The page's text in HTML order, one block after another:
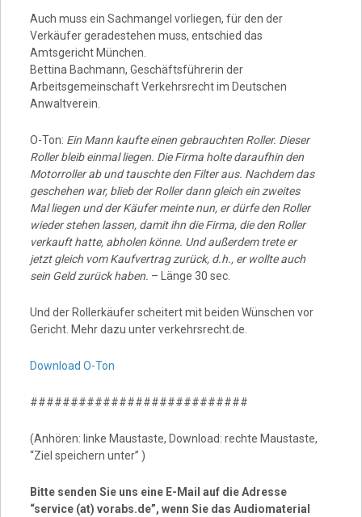
Auch muss ein Sachmangel vorliegen, für den der
Verkäufer geradestehen muss, entschied das
Amtsgericht München.
Bettina Bachmann, Geschäftsführerin der
Arbeitsgemeinschaft Verkehrsrecht im Deutschen
Anwaltverein.
O-Ton: Ein Mann kaufte einen gebrauchten Roller. Dieser
Roller bleib einmal liegen. Die Firma holte daraufhin den
Motorroller ab und tauschte den Filter aus. Nachdem das
geschehen war, blieb der Roller dann gleich ein zweites
Mal liegen und der Käufer meinte nun, er dürfe den Roller
wieder stehen lassen, damit ihn die Firma, die den Roller
verkauft hatte, abholen könne. Und außerdem trete er
jetzt gleich vom Kaufvertrag zurück, d.h., er wollte auch
sein Geld zurück haben. – Länge 30 sec.
Und der Rollerkäufer scheitert mit beiden Wünschen vor
Gericht. Mehr dazu unter verkehrsrecht.de.
Download O-Ton
###########################
(Anhören: linke Maustaste, Download: rechte Maustaste,
“Ziel speichern unter” )
Bitte senden Sie uns eine E-Mail auf die Adresse
“service (at) vorabs.de”, wenn Sie das Audiomaterial